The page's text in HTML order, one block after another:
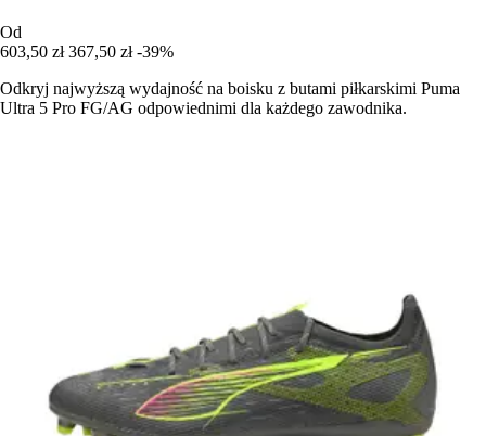
Od
603,50 zł 367,50 zł -39%
Odkryj najwyższą wydajność na boisku z butami piłkarskimi Puma
Ultra 5 Pro FG/AG odpowiednimi dla każdego zawodnika.